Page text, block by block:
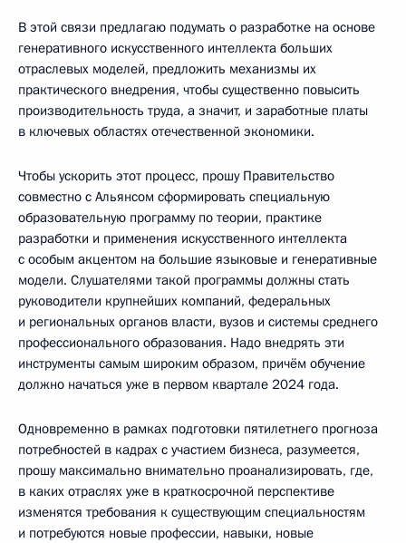
В этой связи предлагаю подумать о разработке на основе
генеративного искусственного интеллекта больших
отраслевых моделей, предложить механизмы их
практического внедрения, чтобы существенно повысить
производительность труда, а значит, и заработные платы
в ключевых областях отечественной экономики.
Чтобы ускорить этот процесс, прошу Правительство
совместно с Альянсом сформировать специальную
образовательную программу по теории, практике
разработки и применения искусственного интеллекта
с особым акцентом на большие языковые и генеративные
модели. Слушателями такой программы должны стать
руководители крупнейших компаний, федеральных
и региональных органов власти, вузов и системы среднего
профессионального образования. Надо внедрять эти
инструменты самым широким образом, причём обучение
должно начаться уже в первом квартале 2024 года.
Одновременно в рамках подготовки пятилетнего прогноза
потребностей в кадрах с участием бизнеса, разумеется,
прошу максимально внимательно проанализировать, где,
в каких отраслях уже в краткосрочной перспективе
изменятся требования к существующим специальностям
и потребуются новые профессии, навыки, новые